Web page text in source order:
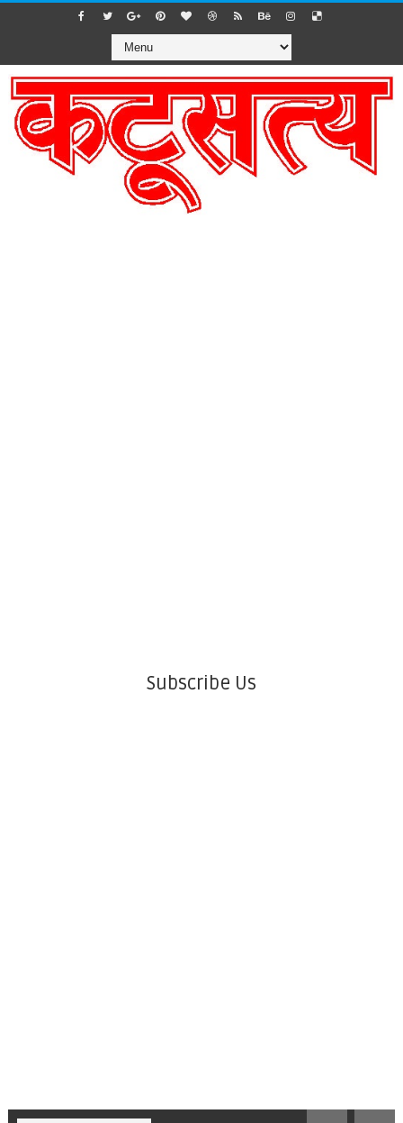
Subscribe Us